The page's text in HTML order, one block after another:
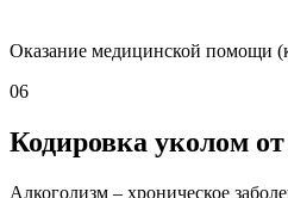
Оказание медицинской помощи
06
Кодировка уколом
Алкоголизм – хроническое